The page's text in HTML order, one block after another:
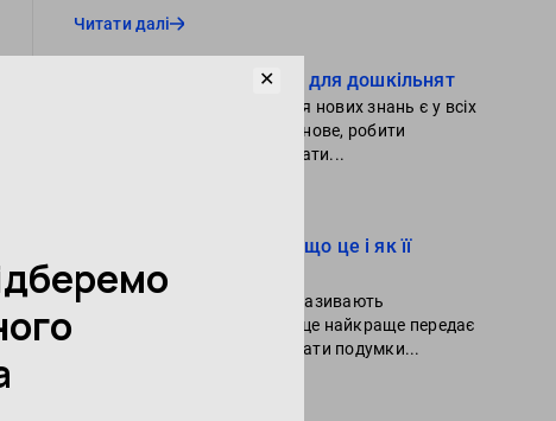
Читати далі
Вибір навчальних занять для дошкільнят
Вроджена тяга до отримання нових знань є у всіх
дітей. Їм цікаво дізнаватися нове, робити
відкриття, припущення, шукати...
Ментальна математика: що це і як її
розвивати
Ментальну математику ще називають
«математикою в голові», бо це найкраще передає
її концепцію – уміти виконувати подумки...
✕